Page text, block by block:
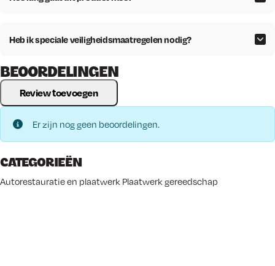
Heb ik speciale veiligheidsmaatregelen nodig?
BEOORDELINGEN
Review toevoegen
Er zijn nog geen beoordelingen.
CATEGORIEËN
Autorestauratie en plaatwerk Plaatwerk gereedschap